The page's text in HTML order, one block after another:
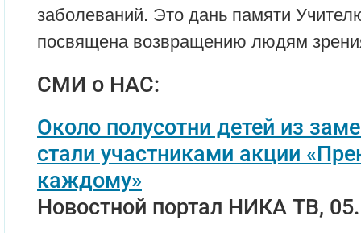
заболеваний. Это дань памяти
посвящена возвращению людям
СМИ о НАС:
Около полусотни детей из
стали участниками акции
каждому»
Новостной портал НИКА ТВ,